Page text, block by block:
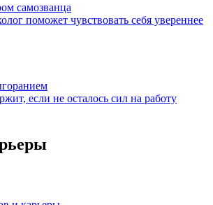
самозванца
поможет чувствовать себя увереннее
если не осталось сил на работу